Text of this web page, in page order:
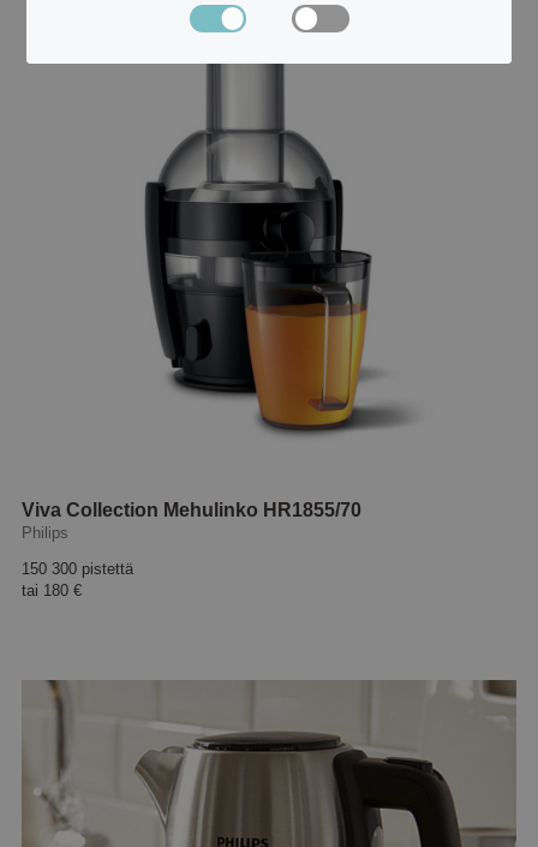
Viva Collection Mehulinko HR1855/70
Philips
150 300 pistettä
tai 180 €